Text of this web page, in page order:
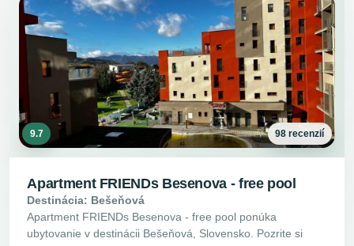
9.7 98 recenzií
Apartment FRIENDs Besenova - free pool
Destinácia: Bešeňová
Apartment FRIENDs Besenova - free pool ponúka
ubytovanie v destinácii Bešeňová, Slovensko. Pozrite si